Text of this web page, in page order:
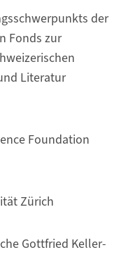
der
Fonds zur
Literatur
Foundation
Zürich
Gottfried Keller-